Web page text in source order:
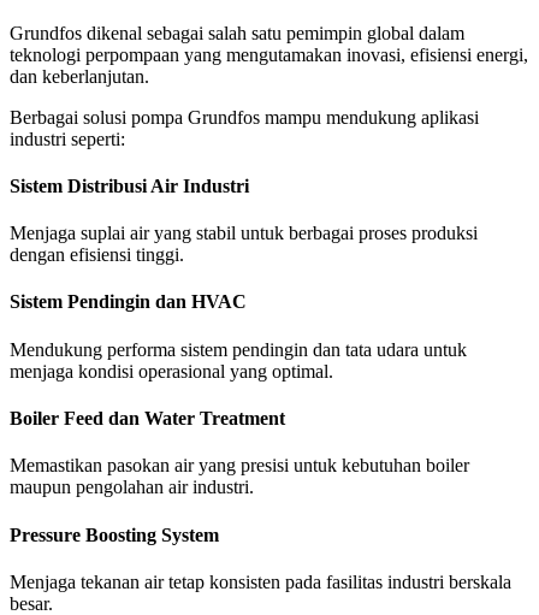
Grundfos dikenal sebagai salah satu pemimpin global dalam
teknologi perpompaan yang mengutamakan inovasi, efisiensi energi,
dan keberlanjutan.
Berbagai solusi pompa Grundfos mampu mendukung aplikasi
industri seperti:
Sistem Distribusi Air Industri
Menjaga suplai air yang stabil untuk berbagai proses produksi
dengan efisiensi tinggi.
Sistem Pendingin dan HVAC
Mendukung performa sistem pendingin dan tata udara untuk
menjaga kondisi operasional yang optimal.
Boiler Feed dan Water Treatment
Memastikan pasokan air yang presisi untuk kebutuhan boiler
maupun pengolahan air industri.
Pressure Boosting System
Menjaga tekanan air tetap konsisten pada fasilitas industri berskala
besar.